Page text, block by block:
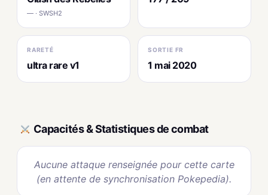
— · SWSH2
RARETÉ
ultra rare v1
SORTIE FR
1 mai 2020
Capacités & Statistiques de combat
Aucune attaque renseignée pour cette carte
(en attente de synchronisation Pokepedia).